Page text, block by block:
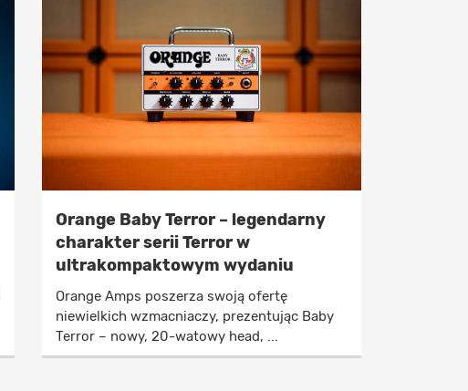
Orange Baby Terror – legendarny
charakter serii Terror w
ultrakompaktowym wydaniu
Orange Amps poszerza swoją ofertę
niewielkich wzmacniaczy, prezentując Baby
Terror – nowy, 20-watowy head, ...